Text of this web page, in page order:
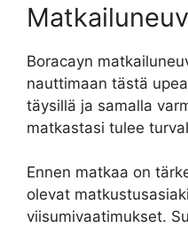
Boracayn
nauttimaan tästä
täysillä ja samalla
matkastasi tulee
Ennen matkaa on
olevat
viisumivaatimukset.